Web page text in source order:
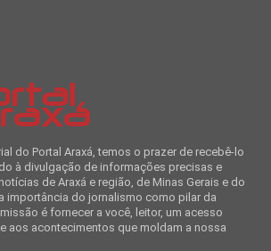
do Portal Araxá, temos o prazer de recebê-lo
à divulgação de informações precisas e
de Araxá e região, de Minas Gerais e do
importância do jornalismo como pilar da
é fornecer a você, leitor, um acesso
aos acontecimentos que moldam a nossa